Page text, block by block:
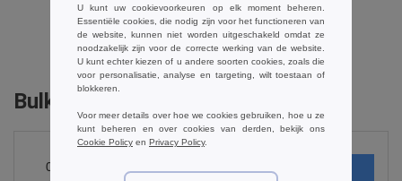
een opmerking toevoegen
Bulk Orders
0
U kunt uw cookievoorkeuren op elk moment beheren.
Essentiële cookies, die nodig zijn voor het functioneren van
de website, kunnen niet worden uitgeschakeld omdat ze
noodzakelijk zijn voor de correcte werking van de website.
U kunt echter kiezen of u andere soorten cookies, zoals die
voor personalisatie, analyse en targeting, wilt toestaan of
blokkeren.
Voor meer details over hoe we cookies gebruiken, hoe u ze
kunt beheren en over cookies van derden, bekijk ons
Cookie Policy en Privacy Policy.